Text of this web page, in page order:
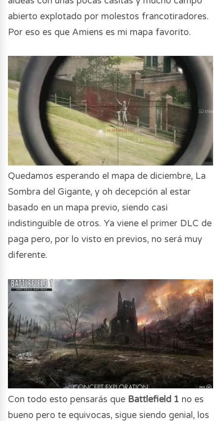
abierto explotado por molestos francotiradores.
Por eso es que Amiens es mi mapa favorito.
Quedamos esperando el mapa de diciembre, La
Sombra del Gigante, y oh decepción al estar
basado en un mapa previo, siendo casi
indistinguible de otros. Ya viene el primer DLC de
paga pero, por lo visto en previos, no será muy
diferente.
Con todo esto pensarás que Battlefield 1 no es
bueno pero te equivocas, sigue siendo genial, los